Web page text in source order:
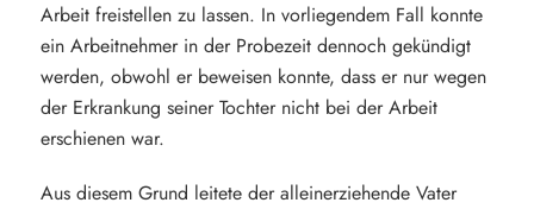
Arbeit freistellen zu lassen. In vorliegendem Fall konnte
ein Arbeitnehmer in der Probezeit dennoch gekündigt
werden, obwohl er beweisen konnte, dass er nur wegen
der Erkrankung seiner Tochter nicht bei der Arbeit
erschienen war.
Aus diesem Grund leitete der alleinerziehende Vater